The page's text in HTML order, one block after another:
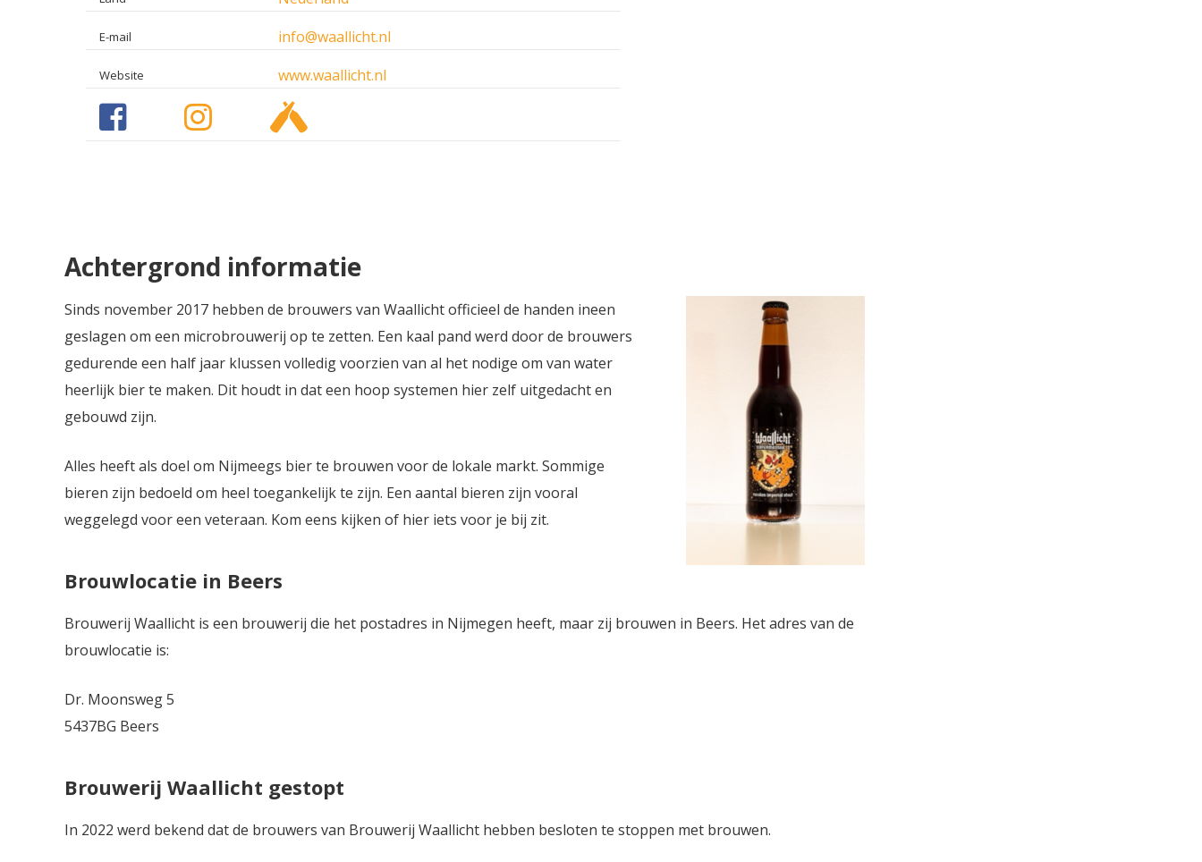
E-mail info@waallicht.nl
Website www.waallicht.nl
Achtergrond informatie
Sinds november 2017 hebben de brouwers van Waallicht officieel de handen ineen
geslagen om een microbrouwerij op te zetten. Een kaal pand werd door de brouwers
gedurende een half jaar klussen volledig voorzien van al het nodige om van water
heerlijk bier te maken. Dit houdt in dat een hoop systemen hier zelf uitgedacht en
gebouwd zijn.
Alles heeft als doel om Nijmeegs bier te brouwen voor de lokale markt. Sommige
bieren zijn bedoeld om heel toegankelijk te zijn. Een aantal bieren zijn vooral
weggelegd voor een veteraan. Kom eens kijken of hier iets voor je bij zit.
Brouwlocatie in Beers
Brouwerij Waallicht is een brouwerij die het postadres in Nijmegen heeft, maar zij brouwen in Beers. Het adres van de
brouwlocatie is:
Dr. Moonsweg 5
5437BG Beers
Brouwerij Waallicht gestopt
In 2022 werd bekend dat de brouwers van Brouwerij Waallicht hebben besloten te stoppen met brouwen.